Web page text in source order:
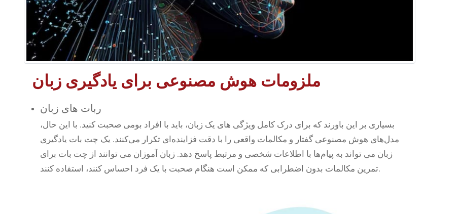
ملزومات هوش مصنوعی برای یادگیری زبان
ربات های زبان
بسیاری بر این باورند که برای درک کامل ویژگی های یک زبان، باید با افراد بومی صحبت کنید. با این حال،
مدل‌های هوش مصنوعی گفتار و مکالمات واقعی را با دقت فزاینده‌ای تکرار می‌کنند. یک چت بات یادگیری
زبان می تواند به پیام‌ها با اطلاعات شخصی و مرتبط پاسخ دهد. زبان آموزان می توانند از چت بات برای
تمرین مکالمات بدون اضطرابی که ممکن است هنگام صحبت با یک فرد احساس کنند، استفاده کنند.